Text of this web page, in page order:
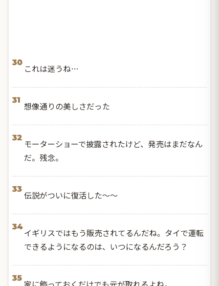
30
これは迷うね…
31
想像通りの美しさだった
32
モーターショーで披露されたけど、発売はまだなん
だ。残念。
33
伝説がついに復活した〜〜
34
イギリスではもう販売されてるんだね。タイで運転
できるようになるのは、いつになるんだろう？
35